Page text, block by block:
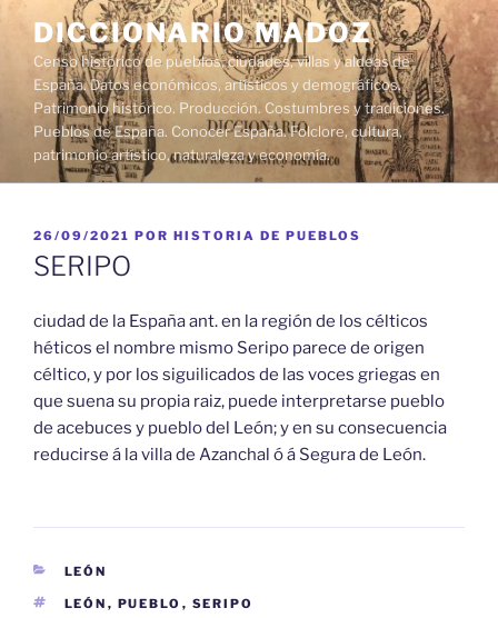
contenido
DICCIONARIO MADOZ
Censo histórico de pueblos, ciudades, villas y aldeas de
España. Datos económicos, artísticos y demográficos.
Patrimonio histórico. Producción. Costumbres y tradiciones.
Pueblos de España. Conocer España. Folclore, cultura,
patrimonio artístico, naturaleza y economía.
PUBLICADO
EL
26/09/2021 POR HISTORIA DE PUEBLOS
SERIPO
ciudad de la España ant. en la región de los célticos
héticos el nombre mismo Seripo parece de origen
céltico, y por los siguilicados de las voces griegas en
que suena su propia raiz, puede interpretarse pueblo
de acebuces y pueblo del León; y en su consecuencia
reducirse á la villa de Azanchal ó á Segura de León.
CATEGORÍAS
LEÓN
ETIQUETAS
LEÓN , PUEBLO , SERIPO